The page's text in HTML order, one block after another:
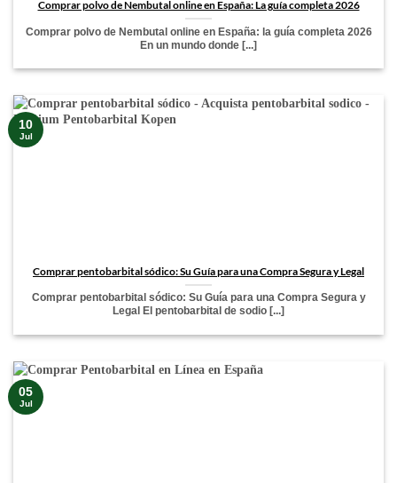
Comprar polvo de Nembutal online en España: La guía completa 2026
Comprar polvo de Nembutal online en España: la guía completa 2026
En un mundo donde [...]
Comprar pentobarbital sódico: Su Guía para una Compra Segura y Legal
Comprar pentobarbital sódico: Su Guía para una Compra Segura y
Legal El pentobarbital de sodio [...]
10
Jul
05
Jul